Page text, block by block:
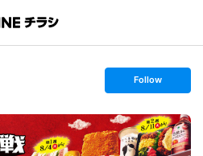
s
t
o
l
l
o
w
Follow